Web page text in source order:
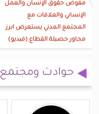
مفوض حقوق الإنسان والعمل
الإنساني والعلاقات مع
المجتمع المدني يستعرض ابرز
محاور حصيلة القطاع (فيديو)
حوادث ومجتمع